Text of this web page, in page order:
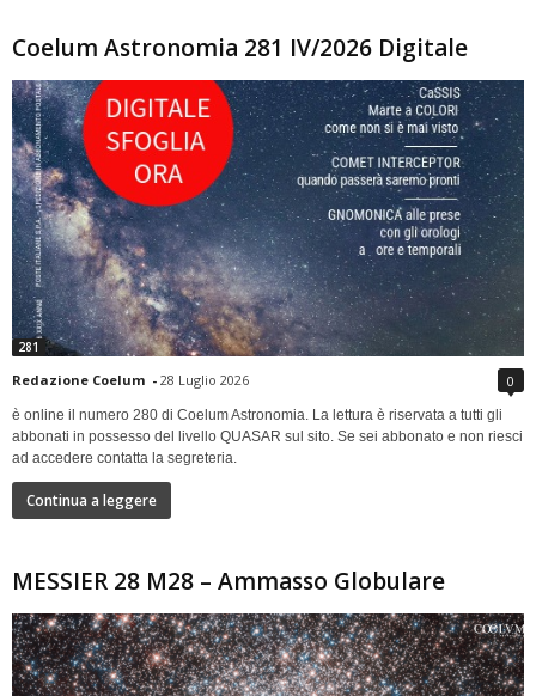
Coelum Astronomia 281 IV/2026 Digitale
281
Redazione Coelum - 28 Luglio 2026 0
è online il numero 280 di Coelum Astronomia. La lettura è riservata a tutti gli
abbonati in possesso del livello QUASAR sul sito. Se sei abbonato e non riesci
ad accedere contatta la segreteria.
Continua a leggere
MESSIER 28 M28 – Ammasso Globulare